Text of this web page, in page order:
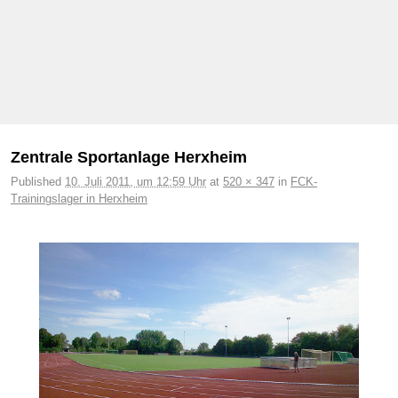
Bilder-Navigation
Zentrale Sportanlage Herxheim
Published 10. Juli 2011, um 12:59 Uhr at 520 × 347 in FCK-
Trainingslager in Herxheim